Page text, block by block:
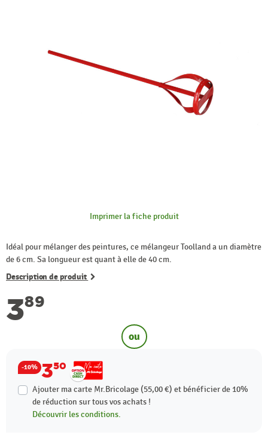
Imprimer la fiche produit
Idéal pour mélanger des peintures, ce mélangeur Toolland a un diamètre
de 6 cm. Sa longueur est quant à elle de 40 cm.
Description de produit
389
ou
-10% 350
Ajouter ma carte Mr.Bricolage (55,00 €) et bénéficier de 10%
de réduction sur tous vos achats !
Découvrir les conditions.